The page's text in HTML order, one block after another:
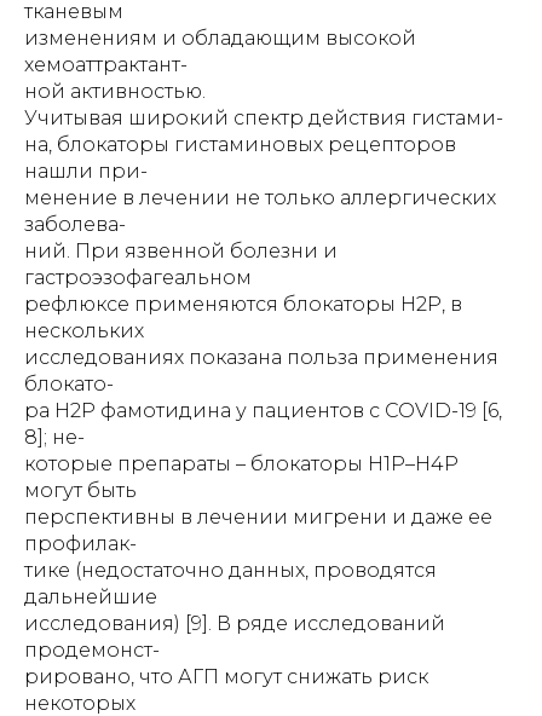
тканевым
изменениям и обладающим высокой
хемоаттрактант-
ной активностью.
Учитывая широкий спектр действия гистами-
на, блокаторы гистаминовых рецепторов
нашли при-
менение в лечении не только аллергических
заболева-
ний. При язвенной болезни и
гастроэзофагеальном
рефлюксе применяются блокаторы Н2Р, в
нескольких
исследованиях показана польза применения
блокато-
ра Н2Р фамотидина у пациентов с COVID-19 [6,
8]; не-
которые препараты – блокаторы Н1Р–Н4Р
могут быть
перспективны в лечении мигрени и даже ее
профилак-
тике (недостаточно данных, проводятся
дальнейшие
исследования) [9]. В ряде исследований
продемонст-
рировано, что АГП могут снижать риск
некоторых